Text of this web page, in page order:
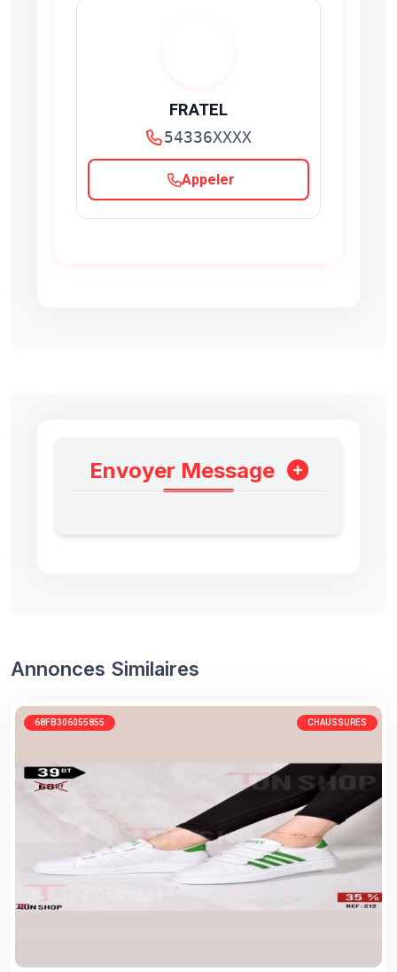
FRATEL
54336XXXX
Appeler
Envoyer Message
Annonces Similaires
68FB306055855 CHAUSSURES